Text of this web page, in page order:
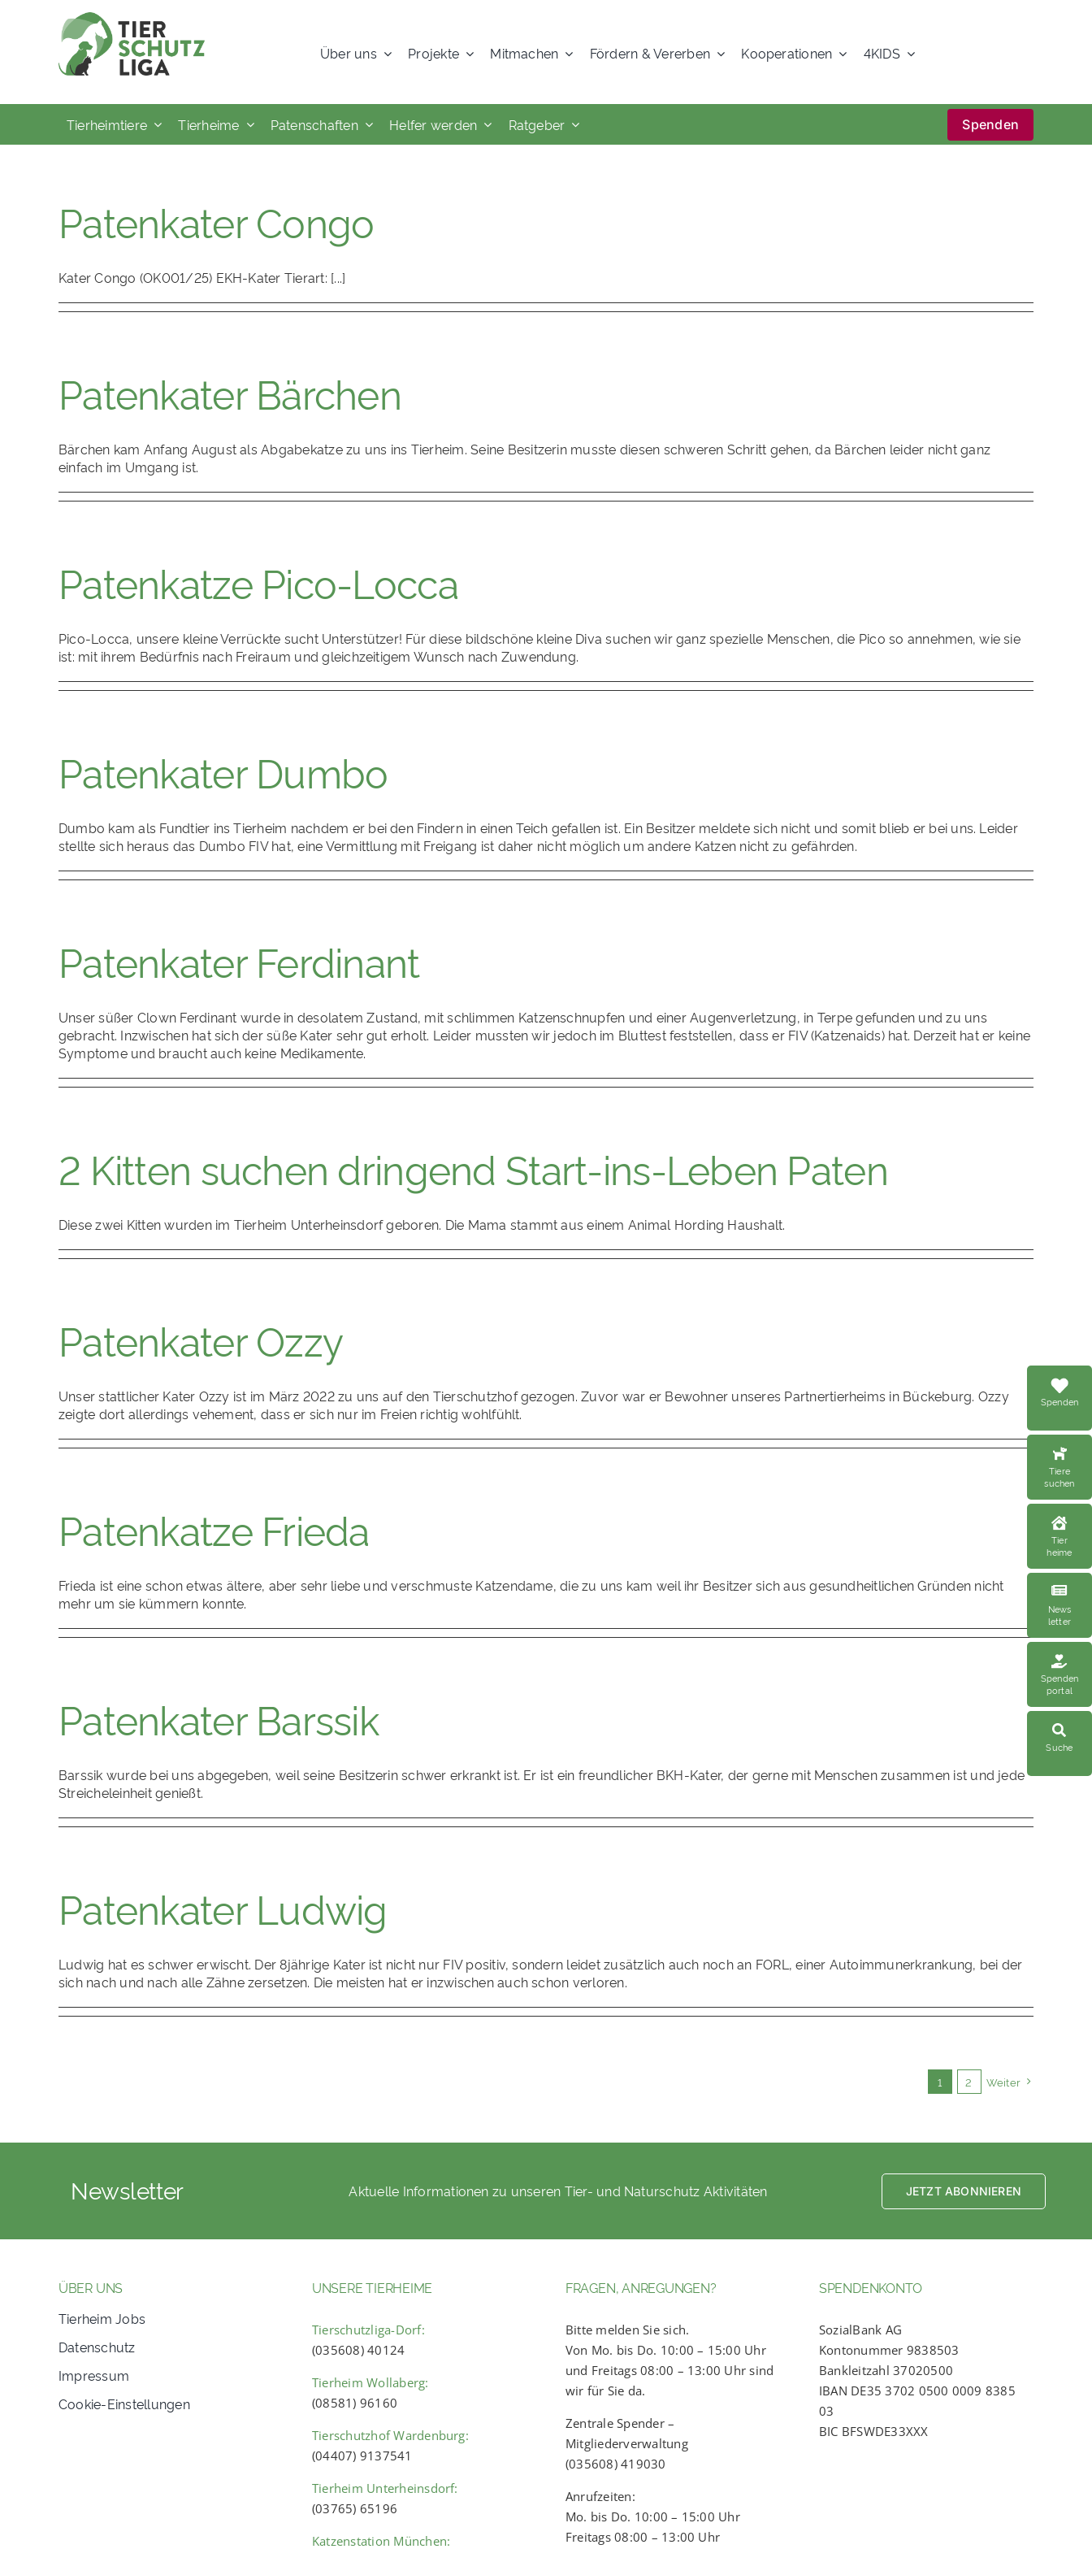
Über uns Projekte Mitmachen Fördern & Vererben Kooperationen 4KIDS
Tierheimtiere Tierheime Patenschaften Helfer werden Ratgeber Spenden
Spenden
Tiere
suchen
Tier
heime
News
letter
Spenden
portal
Suche
Patenkater Congo
Kater Congo (OK001/25) EKH-Kater Tierart: [...]
Patenkater Bärchen
Bärchen kam Anfang August als Abgabekatze zu uns ins Tierheim. Seine Besitzerin musste diesen schweren Schritt gehen, da Bärchen leider nicht ganz
einfach im Umgang ist.
Patenkatze Pico-Locca
Pico-Locca, unsere kleine Verrückte sucht Unterstützer! Für diese bildschöne kleine Diva suchen wir ganz spezielle Menschen, die Pico so annehmen, wie sie
ist: mit ihrem Bedürfnis nach Freiraum und gleichzeitigem Wunsch nach Zuwendung.
Patenkater Dumbo
Dumbo kam als Fundtier ins Tierheim nachdem er bei den Findern in einen Teich gefallen ist. Ein Besitzer meldete sich nicht und somit blieb er bei uns. Leider
stellte sich heraus das Dumbo FIV hat, eine Vermittlung mit Freigang ist daher nicht möglich um andere Katzen nicht zu gefährden.
Patenkater Ferdinant
Unser süßer Clown Ferdinant wurde in desolatem Zustand, mit schlimmen Katzenschnupfen und einer Augenverletzung, in Terpe gefunden und zu uns
gebracht. Inzwischen hat sich der süße Kater sehr gut erholt. Leider mussten wir jedoch im Bluttest feststellen, dass er FIV (Katzenaids) hat. Derzeit hat er keine
Symptome und braucht auch keine Medikamente.
2 Kitten suchen dringend Start-ins-Leben Paten
Diese zwei Kitten wurden im Tierheim Unterheinsdorf geboren. Die Mama stammt aus einem Animal Hording Haushalt.
Patenkater Ozzy
Unser stattlicher Kater Ozzy ist im März 2022 zu uns auf den Tierschutzhof gezogen. Zuvor war er Bewohner unseres Partnertierheims in Bückeburg. Ozzy
zeigte dort allerdings vehement, dass er sich nur im Freien richtig wohlfühlt.
Patenkatze Frieda
Frieda ist eine schon etwas ältere, aber sehr liebe und verschmuste Katzendame, die zu uns kam weil ihr Besitzer sich aus gesundheitlichen Gründen nicht
mehr um sie kümmern konnte.
Patenkater Barssik
Barssik wurde bei uns abgegeben, weil seine Besitzerin schwer erkrankt ist. Er ist ein freundlicher BKH-Kater, der gerne mit Menschen zusammen ist und jede
Streicheleinheit genießt.
Patenkater Ludwig
Ludwig hat es schwer erwischt. Der 8jährige Kater ist nicht nur FIV positiv, sondern leidet zusätzlich auch noch an FORL, einer Autoimmunerkrankung, bei der
sich nach und nach alle Zähne zersetzen. Die meisten hat er inzwischen auch schon verloren.
1 2 Weiter
Newsletter Aktuelle Informationen zu unseren Tier- und Naturschutz Aktivitäten JETZT ABONNIEREN
ÜBER UNS
Tierheim Jobs
Datenschutz
Impressum
Cookie-Einstellungen
UNSERE TIERHEIME
Tierschutzliga-Dorf:
(035608) 40124
Tierheim Wollaberg:
(08581) 96160
Tierschutzhof Wardenburg:
(04407) 9137541
Tierheim Unterheinsdorf:
(03765) 65196
Katzenstation München:
FRAGEN, ANREGUNGEN?
Bitte melden Sie sich.
Von Mo. bis Do. 10:00 – 15:00 Uhr
und Freitags 08:00 – 13:00 Uhr sind
wir für Sie da.
Zentrale Spender –
Mitgliederverwaltung
(035608) 419030
Anrufzeiten:
Mo. bis Do. 10:00 – 15:00 Uhr
Freitags 08:00 – 13:00 Uhr
SPENDENKONTO
SozialBank AG
Kontonummer 9838503
Bankleitzahl 37020500
IBAN DE35 3702 0500 0009 8385
03
BIC BFSWDE33XXX